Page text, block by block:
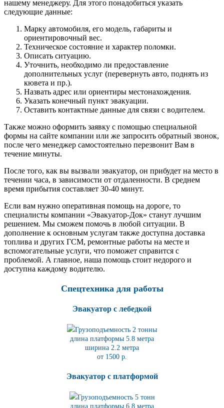
нашему менеджеру. Для этого понадобиться указать
следующие данные:
Марку автомобиля, его модель, габариты и
ориентировочный вес.
Техническое состояние и характер поломки.
Описать ситуацию.
Уточнить, необходимо ли предоставление
дополнительных услуг (перевернуть авто, поднять из
кювета и пр.).
Назвать адрес или ориентиры местонахождения.
Указать конечный пункт эвакуации.
Оставить контактные данные для связи с водителем.
Также можно оформить заявку с помощью специальной
формы на сайте компании или же запросить обратный звонок,
после чего менеджер самостоятельно перезвонит Вам в
течение минуты.
После того, как вы вызвали эвакуатор, он прибудет на место в
течении часа, в зависимости от отдаленности. В среднем
время прибытия составляет 30-40 минут.
Если вам нужно оперативная помощь на дороге, то
специалисты компании «Эвакуатор-Док» станут лучшим
решением. Мы сможем помочь в любой ситуации. В
дополнение к основным услугам также доступна доставка
топлива и других ГСМ, ремонтные работы на месте и
вспомогательные услуги, что поможет справится с
проблемой. А главное, наша помощь стоит недорого и
доступна каждому водителю.
Спецтехника для работы
Эвакуатор с лебедкой
Грузоподъемность 2 тонны
длина платформы 5.8 метра
ширина 2.2 метра
от 1500 р.
Эвакуатор с платформой
Грузоподъемность 5 тонн
длина платформы 6.8 метра